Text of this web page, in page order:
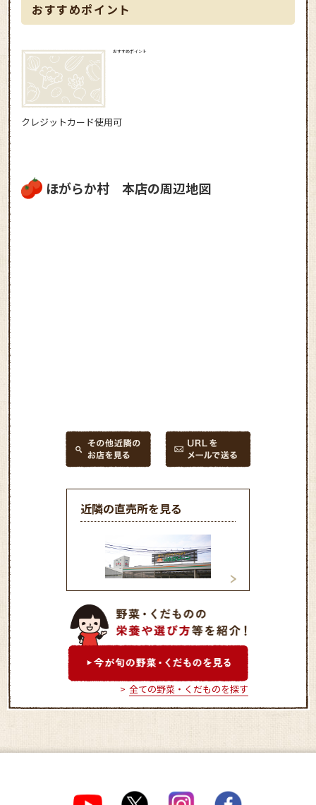
おすすめポイント
おすすめポイント
クレジットカード使用可
ほがらか村 本店の周辺地図
近隣の直売所を見る
ＪＡグリーン金沢 ＪＡグリーンかほ
全ての野菜・くだものを探す